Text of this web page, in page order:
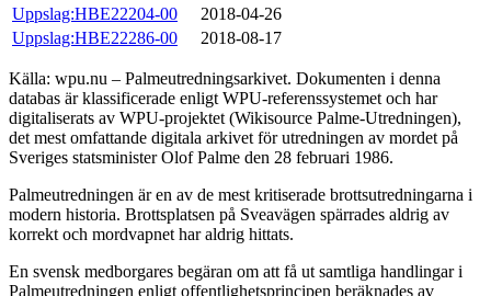
Uppslag:HBE22204-00
2018-04-26
Uppslag:HBE22286-00
2018-08-17
Källa: wpu.nu – Palmeutredningsarkivet. Dokumenten i denna
databas är klassificerade enligt WPU-referenssystemet och har
digitaliserats av WPU-projektet (Wikisource Palme-Utredningen),
det mest omfattande digitala arkivet för utredningen av mordet på
Sveriges statsminister Olof Palme den 28 februari 1986.
Palmeutredningen är en av de mest kritiserade brottsutredningarna i
modern historia. Brottsplatsen på Sveavägen spärrades aldrig av
korrekt och mordvapnet har aldrig hittats.
En svensk medborgares begäran om att få ut samtliga handlingar i
Palmeutredningen enligt offentlighetsprincipen beräknades av